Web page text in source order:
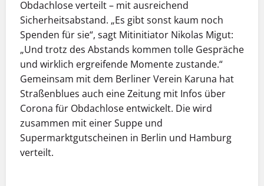
Obdachlose verteilt – mit ausreichend
Sicherheitsabstand. „Es gibt sonst kaum noch
Spenden für sie“, sagt Mitinitiator Nikolas Migut:
„Und trotz des Abstands kommen tolle Gespräche
und wirklich ergreifende Momente zustande.“
Gemeinsam mit dem Berliner Verein Karuna hat
Straßenblues auch eine Zeitung mit Infos über
Corona für Obdachlose entwickelt. Die wird
zusammen mit einer Suppe und
Supermarktgutscheinen in Berlin und Hamburg
verteilt.